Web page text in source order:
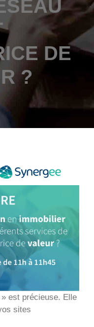
DE
?
est précieuse. Elle
sites